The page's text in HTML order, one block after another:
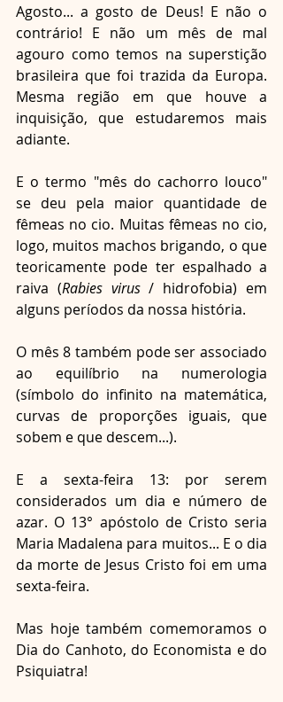
Agosto... a gosto de Deus! E não o
contrário! E não um mês de mal
agouro como temos na superstição
brasileira que foi trazida da Europa.
Mesma região em que houve a
inquisição, que estudaremos mais
adiante.
E o termo "mês do cachorro louco"
se deu pela maior quantidade de
fêmeas no cio. Muitas fêmeas no cio,
logo, muitos machos brigando, o que
teoricamente pode ter espalhado a
raiva (Rabies virus / hidrofobia) em
alguns períodos da nossa história.
O mês 8 também pode ser associado
ao equilíbrio na numerologia
(símbolo do infinito na matemática,
curvas de proporções iguais, que
sobem e que descem...).
E a sexta-feira 13: por serem
considerados um dia e número de
azar. O 13° apóstolo de Cristo seria
Maria Madalena para muitos... E o dia
da morte de Jesus Cristo foi em uma
sexta-feira.
Mas hoje também comemoramos o
Dia do Canhoto, do Economista e do
Psiquiatra!